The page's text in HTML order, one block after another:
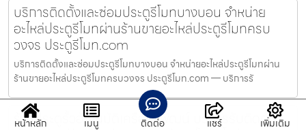
บริการติดตั้งและซ่อมประตูรีโมทบางบอน จำหน่าย
อะไหล่ประตูรีโมทผ่านร้านขายอะไหล่ประตูรีโมทครบ
วงจร ประตูรีโมท.com
บริการติดตั้งและซ่อมประตูรีโมทบางบอน จำหน่ายอะไหล่ประตูรีโมทผ่าน
ร้านขายอะไหล่ประตูรีโมทครบวงจร ประตูรีโมท.com — บริการรั
ร้านประตูรั้วอัตโนมัติเครือสหพัฒน์ บริการรับติดตั้ง
หน้าหลัก เมนู ติดต่อ แชร์ เพิ่มเติม